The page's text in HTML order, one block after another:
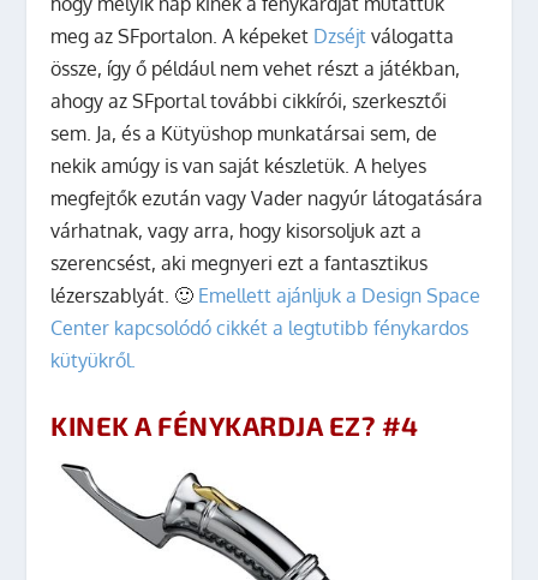
meg az SFportalon. A képeket Dzséjt válogatta
össze, így ő például nem vehet részt a játékban,
ahogy az SFportal további cikkírói, szerkesztői
sem. Ja, és a Kütyüshop munkatársai sem, de
nekik amúgy is van saját készletük. A helyes
megfejtők ezután vagy Vader nagyúr látogatására
várhatnak, vagy arra, hogy kisorsoljuk azt a
szerencsést, aki megnyeri ezt a fantasztikus
lézerszablyát. 🙂 Emellett ajánljuk a Design Space
Center kapcsolódó cikkét a legtutibb fénykardos
kütyükről.
KINEK A FÉNYKARDJA EZ? #4